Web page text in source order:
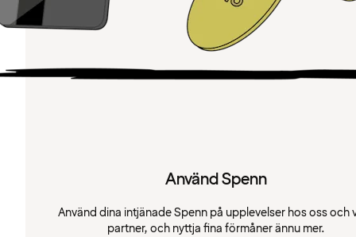
Använd Spenn
Använd dina intjänade Spenn på upplevelser hos oss och
partner, och nyttja fina förmåner ännu mer.